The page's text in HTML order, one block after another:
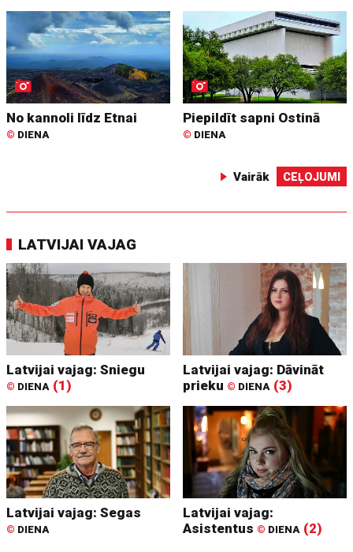
No kannoli līdz Etnai
© DIENA
Piepildīt sapni Ostinā
© DIENA
Vairāk CEĻOJUMI
LATVIJAI VAJAG
Latvijai vajag: Sniegu
© DIENA (1)
Latvijai vajag: Dāvināt
prieku © DIENA (3)
Latvijai vajag: Segas
© DIENA
Latvijai vajag:
Asistentus © DIENA (2)